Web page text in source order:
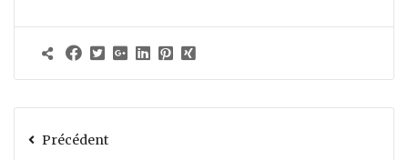
Précédent